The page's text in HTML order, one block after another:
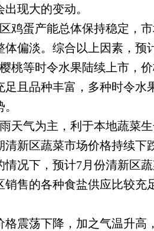
现大的变动。
鸡蛋产能总体保持稳定，
偏淡。综合以上因素，预
桃等时令水果陆续上市，
且品种丰富，多种时令
天气为主，利于本地蔬菜
新区蔬菜市场价格持续
况下，预计7月份清新区
销售的各种食盐供应比较
格震荡下降，加之气温升